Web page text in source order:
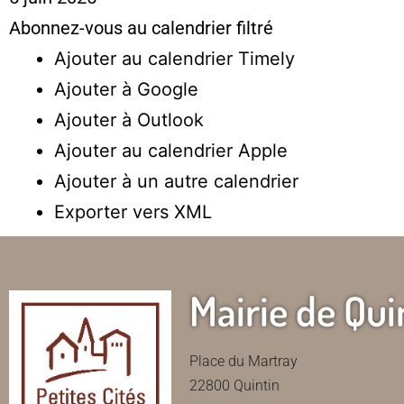
Abonnez-vous au calendrier filtré
Ajouter au calendrier Timely
Ajouter à Google
Ajouter à Outlook
Ajouter au calendrier Apple
Ajouter à un autre calendrier
Exporter vers XML
Mairie de
Place du Martray
22800 Quintin